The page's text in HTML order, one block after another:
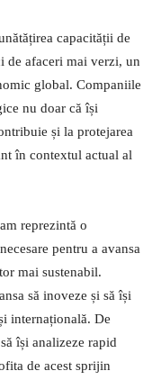
capacității de
de afaceri mai verzi, un
global. Companiile
nu doar că își
și la protejarea
în contextul actual al
reprezintă o
pentru a avansa
mai sustenabil.
să inoveze și să își
internațională. De
își analizeze rapid
de acest sprijin